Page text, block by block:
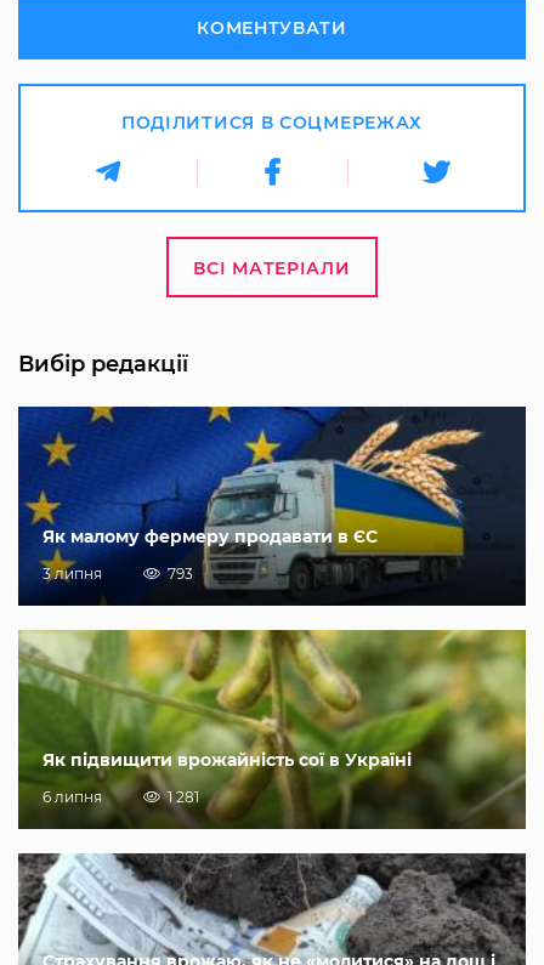
КОМЕНТУВАТИ
ПОДІЛИТИСЯ В СОЦМЕРЕЖАХ
ВСІ МАТЕРІАЛИ
Вибір редакції
Як малому фермеру продавати в ЄС
3 липня 793
Як підвищити врожайність сої в Україні
6 липня 1 281